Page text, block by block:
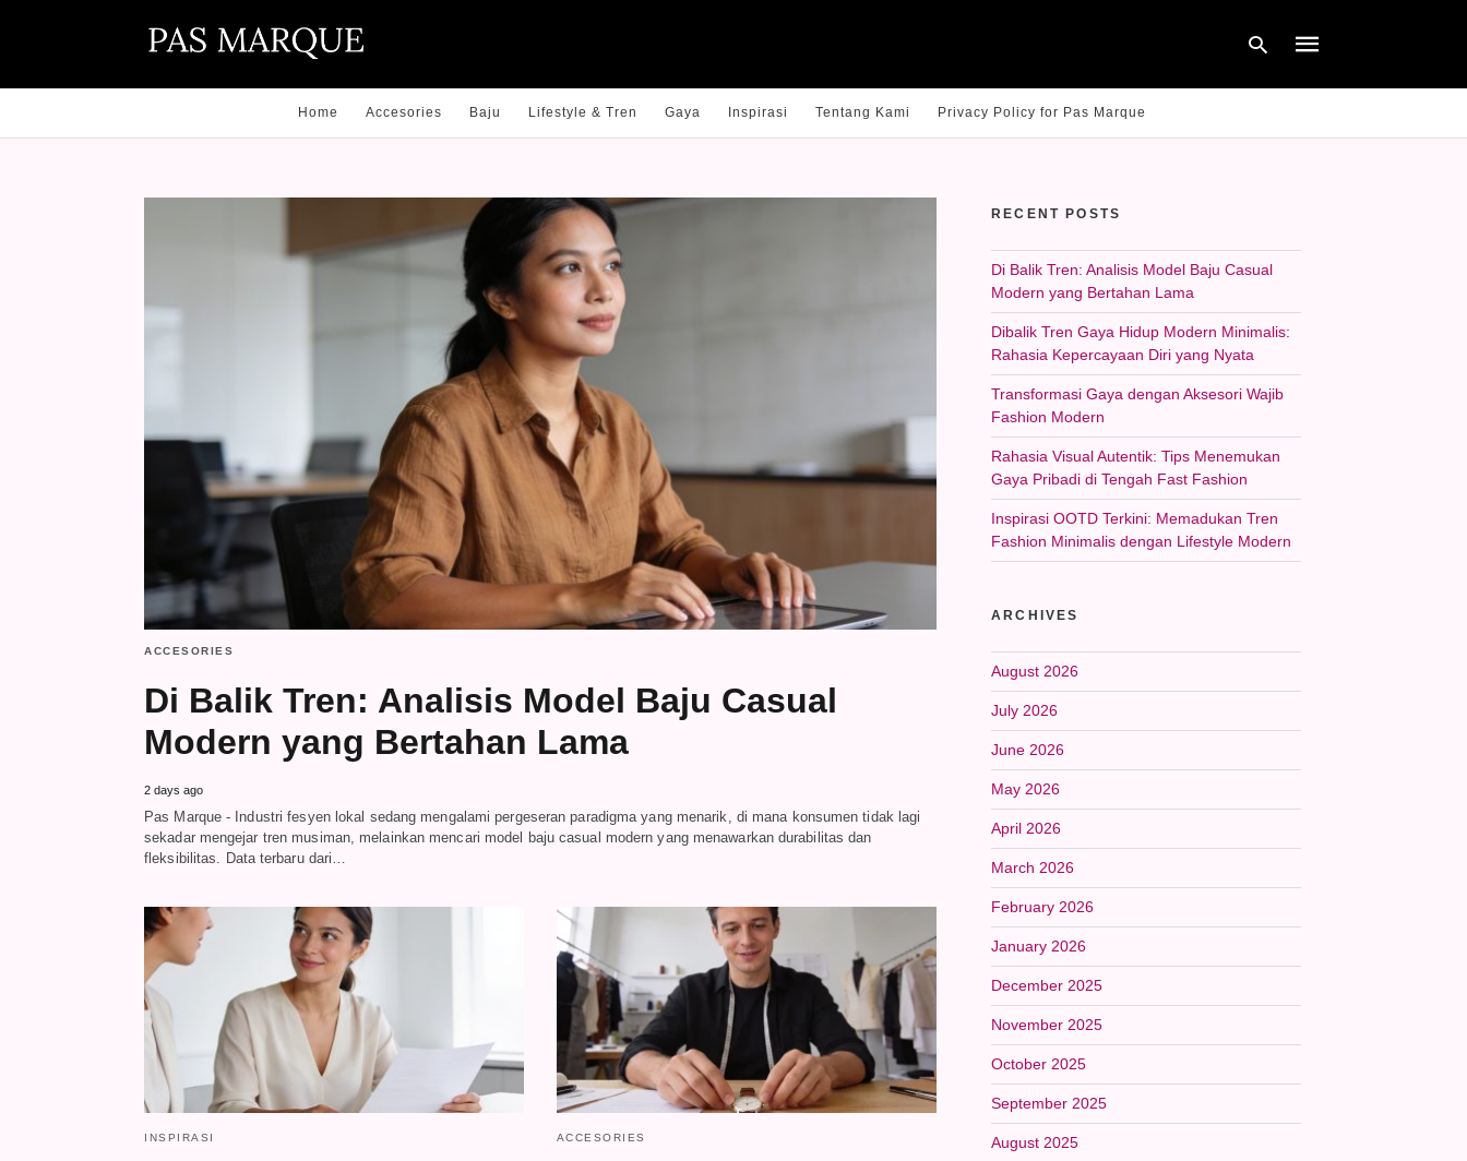
Home Accesories Baju Lifestyle & Tren Gaya Inspirasi Tentang Kami Privacy Policy for Pas Marque
ACCESORIES
Di Balik Tren: Analisis Model Baju Casual
Modern yang Bertahan Lama
2 days ago
Pas Marque - Industri fesyen lokal sedang mengalami pergeseran paradigma yang menarik, di mana konsumen tidak lagi
sekadar mengejar tren musiman, melainkan mencari model baju casual modern yang menawarkan durabilitas dan
fleksibilitas. Data terbaru dari…
INSPIRASI ACCESORIES
RECENT POSTS
Di Balik Tren: Analisis Model Baju Casual
Modern yang Bertahan Lama
Dibalik Tren Gaya Hidup Modern Minimalis:
Rahasia Kepercayaan Diri yang Nyata
Transformasi Gaya dengan Aksesori Wajib
Fashion Modern
Rahasia Visual Autentik: Tips Menemukan
Gaya Pribadi di Tengah Fast Fashion
Inspirasi OOTD Terkini: Memadukan Tren
Fashion Minimalis dengan Lifestyle Modern
ARCHIVES
August 2026
July 2026
June 2026
May 2026
April 2026
March 2026
February 2026
January 2026
December 2025
November 2025
October 2025
September 2025
August 2025